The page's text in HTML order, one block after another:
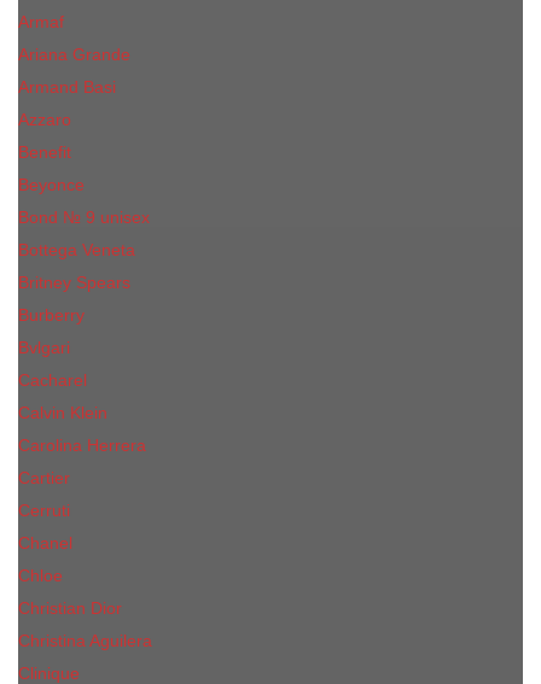
Armaf
Ariana Grande
Armand Basi
Azzaro
Benefit
Beyonce
Bond № 9 unisex
Bottega Veneta
Britney Spears
Burberry
Bvlgari
Cacharel
Calvin Klein
Carolina Herrera
Cartier
Cerruti
Сhanеl
Chloe
Christian Dior
Christina Aguilera
Сliniquе